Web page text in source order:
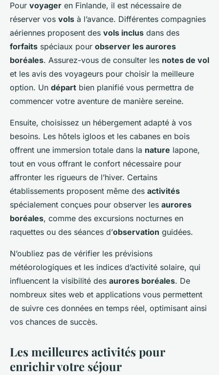
Pour voyager en Finlande, il est nécessaire de
réserver vos vols à l’avance. Différentes compagnies
aériennes proposent des vols inclus dans des
forfaits spéciaux pour observer les aurores
boréales. Assurez-vous de consulter les notes de vol
et les avis des voyageurs pour choisir la meilleure
option. Un départ bien planifié vous permettra de
commencer votre aventure de manière sereine.
Ensuite, choisissez un hébergement adapté à vos
besoins. Les hôtels igloos et les cabanes en bois
offrent une immersion totale dans la nature lapone,
tout en vous offrant le confort nécessaire pour
affronter les rigueurs de l’hiver. Certains
établissements proposent même des activités
spécialement conçues pour observer les aurores
boréales, comme des excursions nocturnes en
raquettes ou des séances d’observation guidées.
N’oubliez pas de vérifier les prévisions
météorologiques et les indices d’activité solaire, qui
influencent la visibilité des aurores boréales. De
nombreux sites web et applications vous permettent
de suivre ces données en temps réel, optimisant ainsi
vos chances de succès.
Les meilleures activités pour
enrichir votre séjour